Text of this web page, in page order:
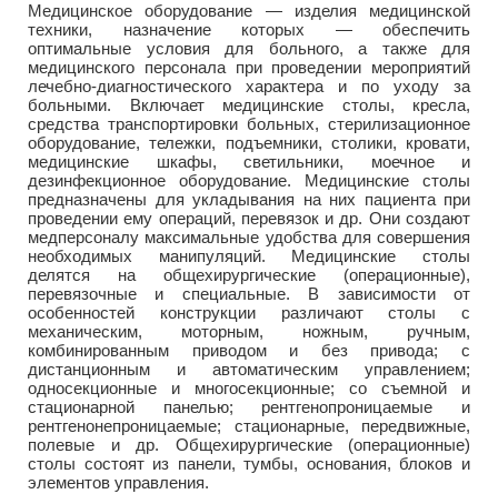
Медицинское оборудование — изделия медицинской
техники, назначение которых — обеспечить
оптимальные условия для больного, а также для
медицинского персонала при проведении мероприятий
лечебно-диагностического характера и по уходу за
больными. Включает медицинские столы, кресла,
средства транспортировки больных, стерилизационное
оборудование, тележки, подъемники, столики, кровати,
медицинские шкафы, светильники, моечное и
дезинфекционное оборудование. Медицинские столы
предназначены для укладывания на них пациента при
проведении ему операций, перевязок и др. Они создают
медперсоналу максимальные удобства для совершения
необходимых манипуляций. Медицинские столы
делятся на общехирургические (операционные),
перевязочные и специальные. В зависимости от
особенностей конструкции различают столы с
механическим, моторным, ножным, ручным,
комбинированным приводом и без привода; с
дистанционным и автоматическим управлением;
односекционные и многосекционные; со съемной и
стационарной панелью; рентгенопроницаемые и
рентгенонепроницаемые; стационарные, передвижные,
полевые и др. Общехирургические (операционные)
столы состоят из панели, тумбы, основания, блоков и
элементов управления.